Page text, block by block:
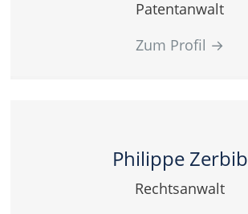
Patentanwalt
Zum Profil →
Philippe Zerbib
Rechtsanwalt